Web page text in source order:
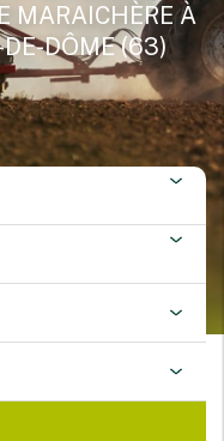
MARAICHÈRE À
DÔME (63)